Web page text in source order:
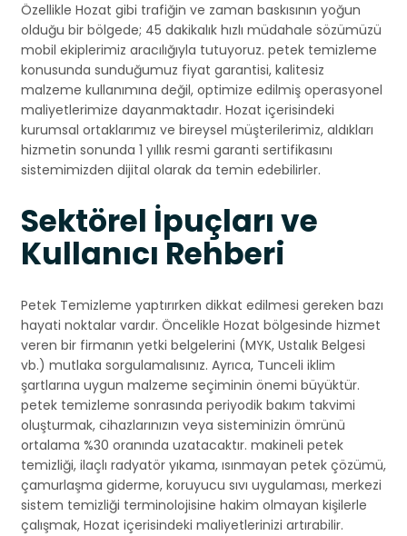
Özellikle Hozat gibi trafiğin ve zaman baskısının yoğun
olduğu bir bölgede; 45 dakikalık hızlı müdahale sözümüzü
mobil ekiplerimiz aracılığıyla tutuyoruz. petek temizleme
konusunda sunduğumuz fiyat garantisi, kalitesiz
malzeme kullanımına değil, optimize edilmiş operasyonel
maliyetlerimize dayanmaktadır. Hozat içerisindeki
kurumsal ortaklarımız ve bireysel müşterilerimiz, aldıkları
hizmetin sonunda 1 yıllık resmi garanti sertifikasını
sistemimizden dijital olarak da temin edebilirler.
Sektörel İpuçları ve
Kullanıcı Rehberi
Petek Temizleme yaptırırken dikkat edilmesi gereken bazı
hayati noktalar vardır. Öncelikle Hozat bölgesinde hizmet
veren bir firmanın yetki belgelerini (MYK, Ustalık Belgesi
vb.) mutlaka sorgulamalısınız. Ayrıca, Tunceli iklim
şartlarına uygun malzeme seçiminin önemi büyüktür.
petek temizleme sonrasında periyodik bakım takvimi
oluşturmak, cihazlarınızın veya sisteminizin ömrünü
ortalama %30 oranında uzatacaktır. makineli petek
temizliği, ilaçlı radyatör yıkama, ısınmayan petek çözümü,
çamurlaşma giderme, koruyucu sıvı uygulaması, merkezi
sistem temizliği terminolojisine hakim olmayan kişilerle
çalışmak, Hozat içerisindeki maliyetlerinizi artırabilir.